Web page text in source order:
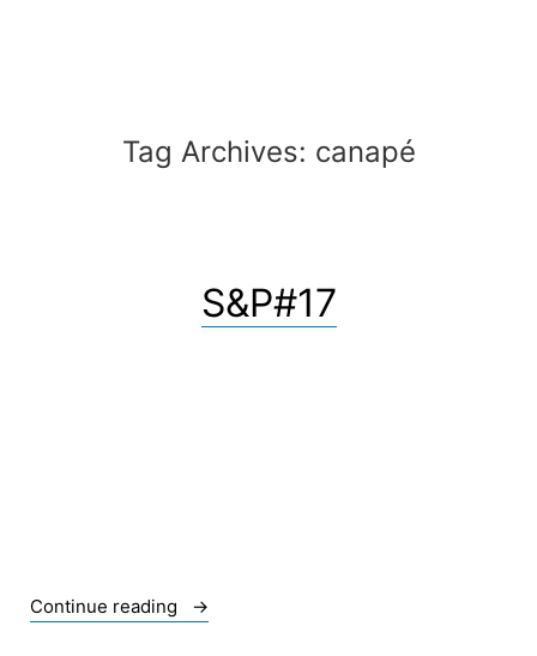
Tag Archives: canapé
S&P#17
Continue reading « S&P#17 »